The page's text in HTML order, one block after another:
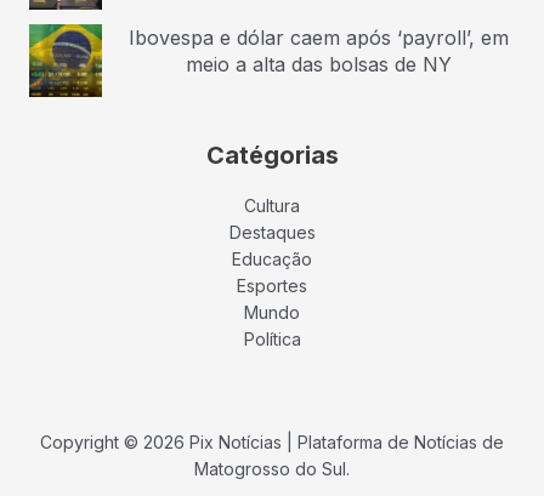
Ibovespa e dólar caem após ‘payroll’, em
meio a alta das bolsas de NY
Catégorias
Cultura
Destaques
Educação
Esportes
Mundo
Política
Copyright © 2026 Pix Notícias | Plataforma de Notícias de
Matogrosso do Sul.